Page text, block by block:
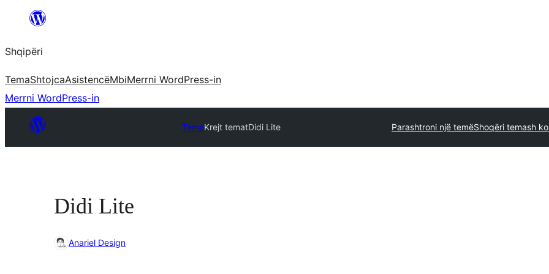
Hidhu
lënda
Shqipëri
TemaShtojcaAsistencëMbiMerrni WordPress-in
Merrni WordPress-in
TemaKrejt tematDidi Lite Parashtroni një temëShoqëri temash
Didi Lite
Anariel Design